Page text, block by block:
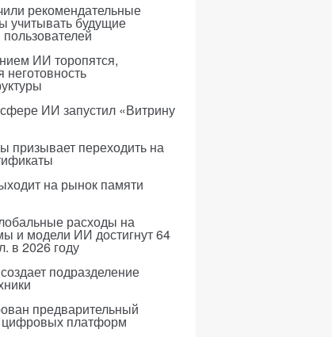
рекомендательные
учитывать будущие
ИИ торопятся,
неготовность
ИИ запустил «Витрину
призывает переходить на
на рынок памяти
расходы на
и модели ИИ достигнут 64
в 2026 году
подразделение
предварительный
цифровых платформ